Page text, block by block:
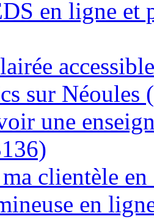
en ligne et
sur Néoules
une
clientèle
en